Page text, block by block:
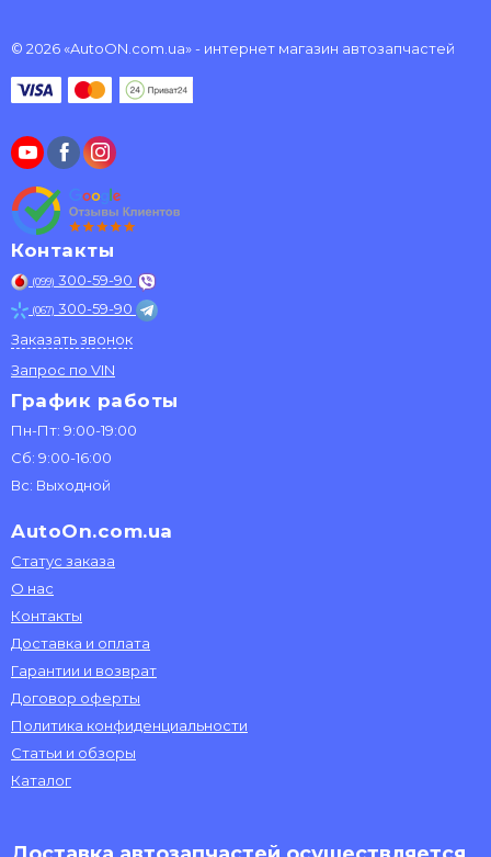
© 2026 «AutoON.com.ua» - интернет магазин автозапчастей
Контакты
(099) 300-59-90
(067) 300-59-90
Заказать звонок
Запрос по VIN
График работы
Пн-Пт: 9:00-19:00
Сб: 9:00-16:00
Вс: Выходной
AutoOn.com.ua
Статус заказа
О нас
Контакты
Доставка и оплата
Гарантии и возврат
Договор оферты
Политика конфиденциальности
Статьи и обзоры
Каталог